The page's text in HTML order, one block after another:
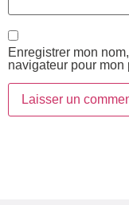
Enregistrer mon
navigateur pour mon